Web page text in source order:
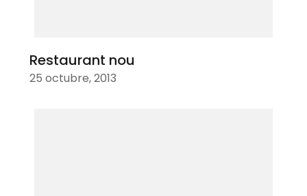
Restaurant nou
25 octubre, 2013